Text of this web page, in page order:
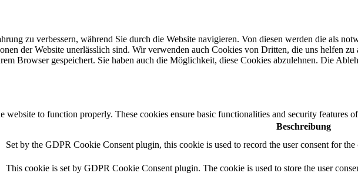
zu verbessern, während Sie durch die Website navigieren. Von diesen werden die als
der Website unerlässlich sind. Wir verwenden auch Cookies von Dritten, die uns helfen
Browser gespeichert. Sie haben auch die Möglichkeit, diese Cookies abzulehnen. Die
website to function properly. These cookies ensure basic functionalities and security features
Beschreibung
Set by the GDPR Cookie Consent plugin, this cookie is used to record the user consent for
This cookie is set by GDPR Cookie Consent plugin. The cookie is used to store the user